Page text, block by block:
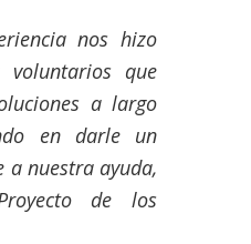
nos hizo
que
a largo
en darle un
a nuestra ayuda,
de los